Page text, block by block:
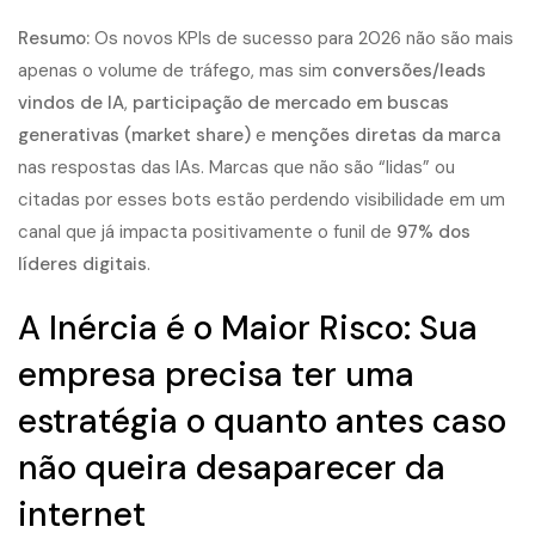
Resumo: Os novos KPIs de sucesso para 2026 não são mais
apenas o volume de tráfego, mas sim conversões/leads
vindos de IA, participação de mercado em buscas
generativas (market share) e menções diretas da marca
nas respostas das IAs. Marcas que não são “lidas” ou
citadas por esses bots estão perdendo visibilidade em um
canal que já impacta positivamente o funil de 97% dos
líderes digitais.
A Inércia é o Maior Risco: Sua
empresa precisa ter uma
estratégia o quanto antes caso
não queira desaparecer da
internet